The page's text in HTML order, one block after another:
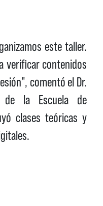
este taller.
verificar contenidos
comentó el Dr.
de la Escuela de
clases teóricas y